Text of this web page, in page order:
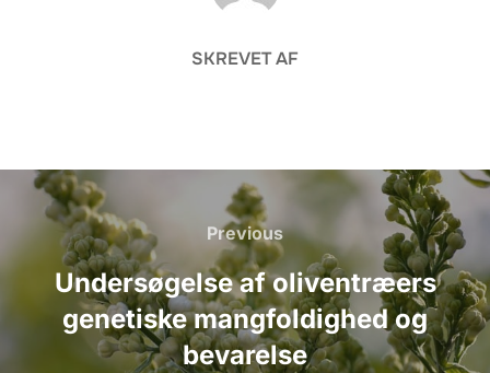
SKREVET AF
Indlægsnavigation
Previous
Previous
Undersøgelse af oliventræers
genetiske mangfoldighed og
bevarelse